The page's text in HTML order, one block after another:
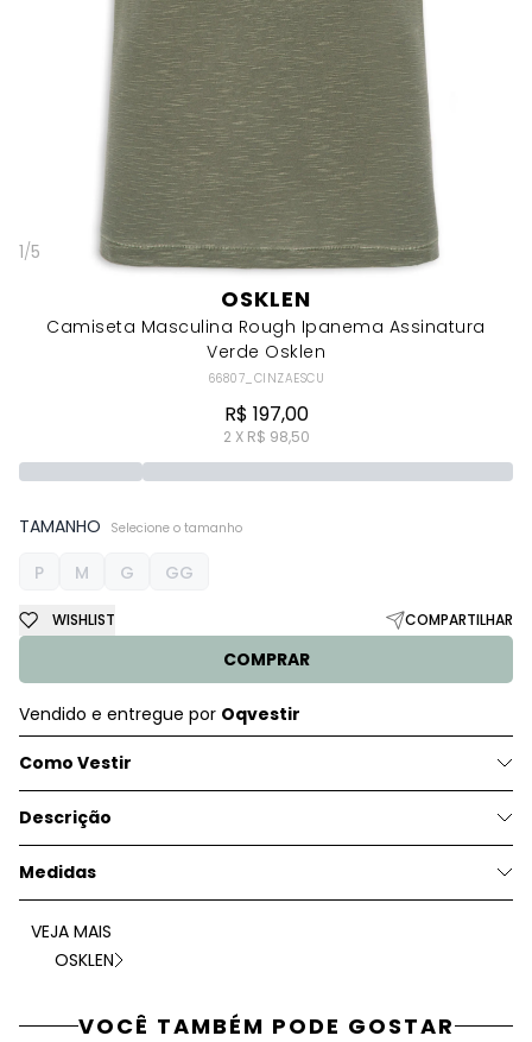
1/5
OSKLEN
Camiseta Masculina Rough Ipanema Assinatura
Verde Osklen
66807_CINZAESCU
R$ 197,00
2 X R$ 98,50
TAMANHO Selecione o tamanho
P M G GG
COMPRAR
WISHLIST COMPARTILHAR
Vendido e entregue por Oqvestir
Como Vestir
Descrição
Medidas
VEJA MAIS
OSKLEN
VOCÊ TAMBÉM PODE GOSTAR